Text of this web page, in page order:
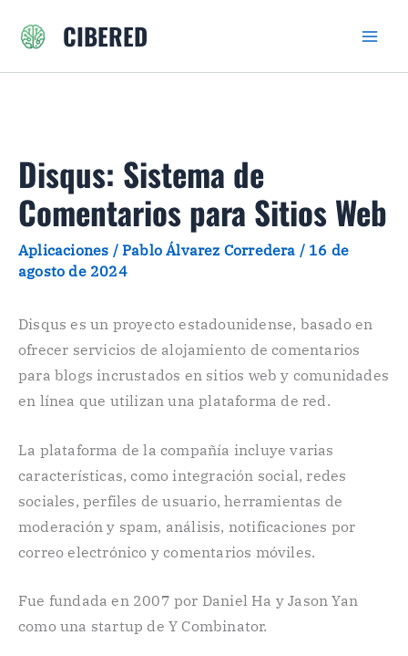
CIBERED
Disqus: Sistema de
Comentarios para Sitios Web
Aplicaciones /Pablo Álvarez Corredera / 16 de
agosto de 2024
Disqus es un proyecto estadounidense, basado en
ofrecer servicios de alojamiento de comentarios
para blogs incrustados en sitios web y comunidades
en línea que utilizan una plataforma de red.
La plataforma de la compañía incluye varias
características, como integración social, redes
sociales, perfiles de usuario, herramientas de
moderación y spam, análisis, notificaciones por
correo electrónico y comentarios móviles.
Fue fundada en 2007 por Daniel Ha y Jason Yan
como una startup de Y Combinator.